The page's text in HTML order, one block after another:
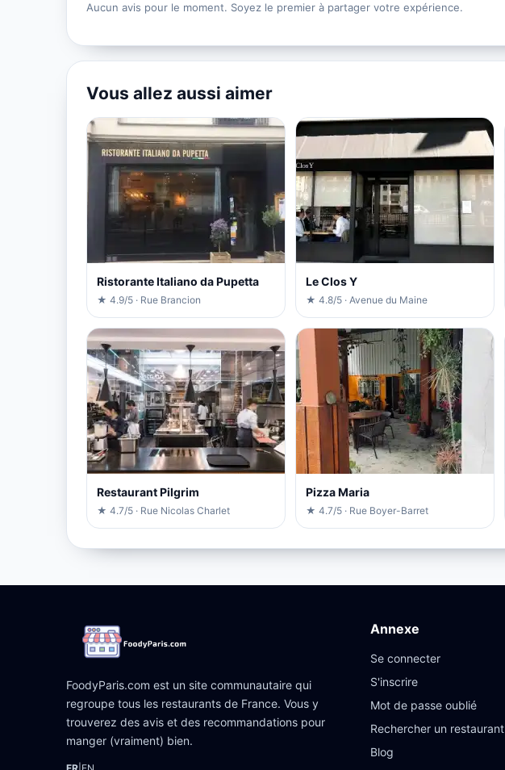
Aucun avis pour le moment. Soyez le premier à partager votre expérience.
Vous allez aussi aimer
Ristorante Italiano da Pupetta
★ 4.9/5 · Rue Brancion
Le Clos Y
★ 4.8/5 · Avenue du Maine
Restaurant Pilgrim
★ 4.7/5 · Rue Nicolas Charlet
Pizza Maria
★ 4.7/5 · Rue Boyer-Barret
FoodyParis.com est un site communautaire qui
regroupe tous les restaurants de France. Vous y
trouverez des avis et des recommandations pour
manger (vraiment) bien.
Annexe
Se connecter
S'inscrire
Mot de passe oublié
Rechercher un restaurant
Blog